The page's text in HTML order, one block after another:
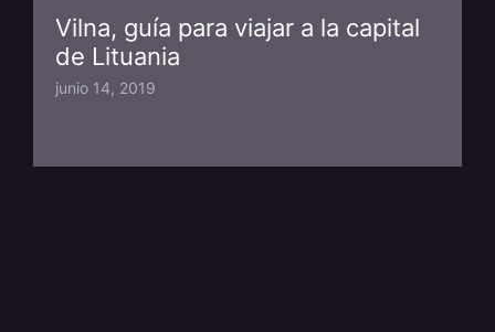
Vilna, guía para viajar a la capital
de Lituania
junio 14, 2019